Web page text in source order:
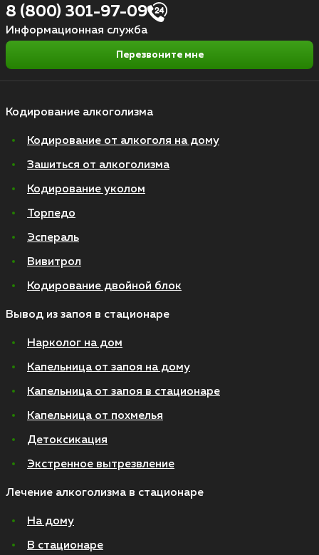
Кодирование алкоголизма
Кодирование от алкоголя на дому
Зашиться от алкоголизма
Кодирование уколом
Торпедо
Эспераль
Вивитрол
Кодирование двойной блок
Вывод из запоя в стационаре
Нарколог на дом
Капельница от запоя на дому
Капельница от запоя в стационаре
Капельница от похмелья
Детоксикация
Экстренное вытрезвление
Лечение алкоголизма в стационаре
На дому
В стационаре
8 (800) 301-97-09
Информационная служба
Перезвоните мне